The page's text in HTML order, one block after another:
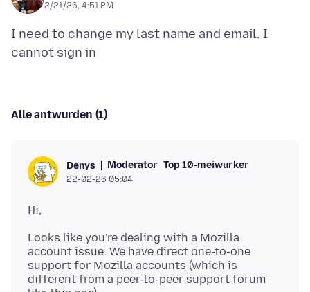
2/21/26, 4:51 PM
I need to change my last name and email. I
Alle antwurden (1)
Denys Moderator Top 10-meiwurker
22-02-26 05:04
Looks like you're dealing with a Mozilla
account issue. We have direct one-to-one
support for Mozilla accounts (which is
different from a peer-to-peer support forum